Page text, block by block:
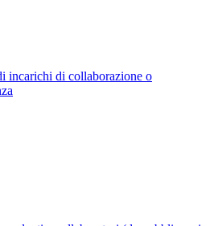
incarichi di collaborazione o